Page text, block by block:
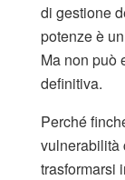
di gestione
potenze è
Ma non può
definitiva.
Perché
vulnerabilità
trasformarsi